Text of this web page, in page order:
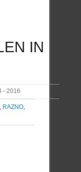
IN
- 2016
, RAZNO,